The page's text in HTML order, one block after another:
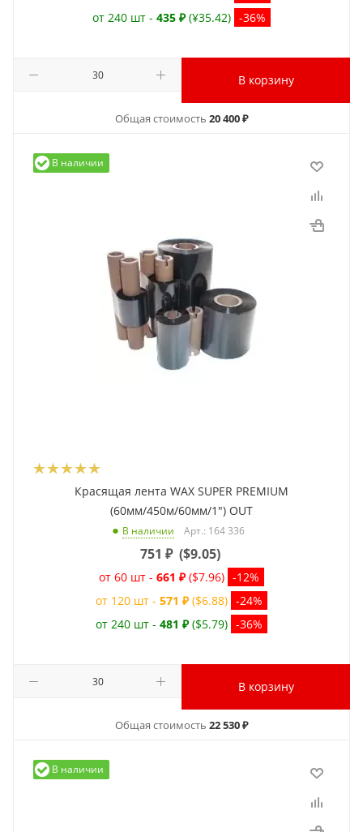
от 240 шт - 435 ₽ (¥35.42) -36%
В корзину
Общая стоимость 20 400 ₽
В наличии
Красящая лента WAX SUPER PREMIUM
(60мм/450м/60мм/1") OUT
В наличии Арт.: 164 336
751 ₽ ($9.05)
от 60 шт - 661 ₽ ($7.96) -12%
от 120 шт - 571 ₽ ($6.88) -24%
от 240 шт - 481 ₽ ($5.79) -36%
В корзину
Общая стоимость 22 530 ₽
В наличии